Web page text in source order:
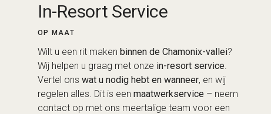
In-Resort Service
OP MAAT
Wilt u een rit maken binnen de Chamonix-vallei?
Wij helpen u graag met onze in-resort service.
Vertel ons wat u nodig hebt en wanneer, en wij
regelen alles. Dit is een maatwerkservice – neem
contact op met ons meertalige team voor een